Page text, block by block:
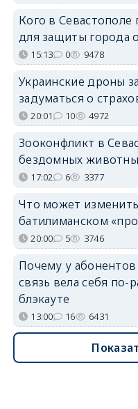
Кого в Севастополе
для защиты города
15:13 0 9478
Украинские дроны
задуматься о
20:01 10 4972
Зооконфликт в
бездомных
17:02 6 3377
Что может
батилиманском
20:00 5 3746
Почему у
связь вела себя по-
блэкауте
13:00 16 6431